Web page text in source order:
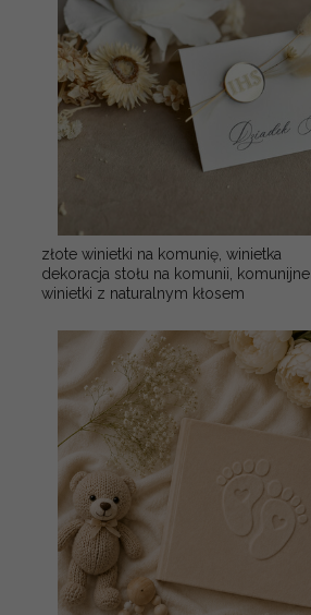
złote winietki na komunię, winietka
dekoracja stołu na komunii, komunijne
winietki z naturalnym kłosem